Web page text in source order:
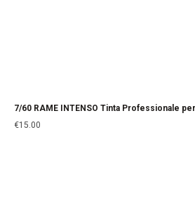
7/60 RAME INTENSO Tinta Professionale
€15.00